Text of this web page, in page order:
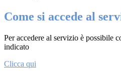
Come si accede al
Per accedere al servizio è possibile
indicato
Clicca qui